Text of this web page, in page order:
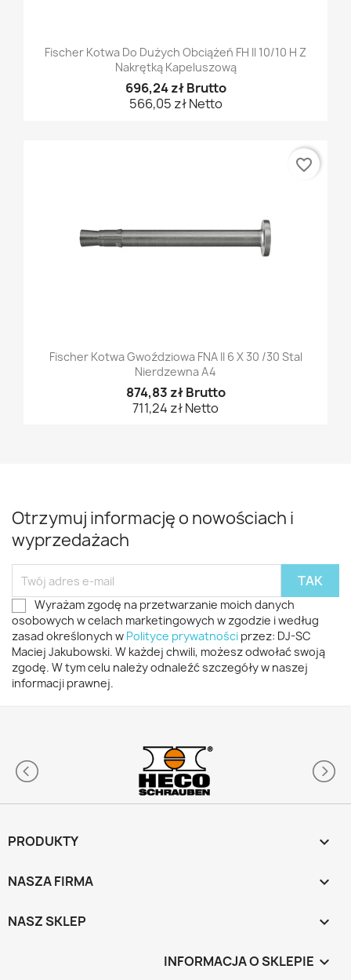
Fischer Kotwa Do Dużych Obciążeń FH II 10/10 H Z
Nakrętką Kapeluszową
696,24 zł Brutto
566,05 zł Netto
Fischer Kotwa Gwoździowa FNA II 6 X 30 /30 Stal
Nierdzewna A4
874,83 zł Brutto
711,24 zł Netto
favorite_border
Otrzymuj informację o nowościach i
wyprzedażach
Wyrażam zgodę na przetwarzanie moich danych
osobowych w celach marketingowych w zgodzie i według
zasad określonych w Polityce prywatności przez: DJ-SC
Maciej Jakubowski. W każdej chwili, możesz odwołać swoją
zgodę. W tym celu należy odnaleźć szczegóły w naszej
informacji prawnej.
PRODUKTY 
NASZA FIRMA 
NASZ SKLEP 
INFORMACJA O SKLEPIE keyboard_arrow_down